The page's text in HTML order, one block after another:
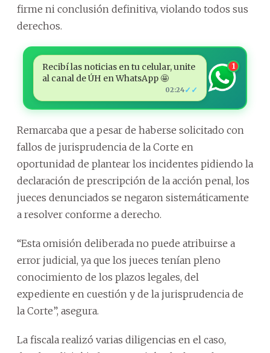
firme ni conclusión definitiva, violando todos sus
derechos.
Recibí las noticias en tu celular, unite
al canal de ÚH en WhatsApp 🤩
02:24✓✓
1
Remarcaba que a pesar de haberse solicitado con
fallos de jurisprudencia de la Corte en
oportunidad de plantear los incidentes pidiendo la
declaración de prescripción de la acción penal, los
jueces denunciados se negaron sistemáticamente
a resolver conforme a derecho.
“Esta omisión deliberada no puede atribuirse a
error judicial, ya que los jueces tenían pleno
conocimiento de los plazos legales, del
expediente en cuestión y de la jurisprudencia de
la Corte”, asegura.
La fiscala realizó varias diligencias en el caso,